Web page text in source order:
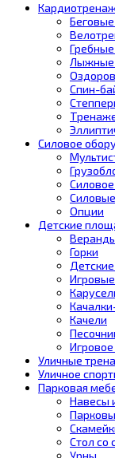
Лыжные
Спин-
Силовое
Опции
Детские
Горки
Качели
Уличные
Уличное
Парковая
Навесы
Стол со